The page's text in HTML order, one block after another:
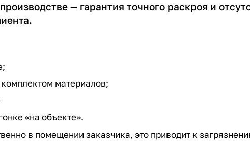
— гарантия точного раскроя и
материалов;
«на объекте».
в помещении заказчика, это приводит к